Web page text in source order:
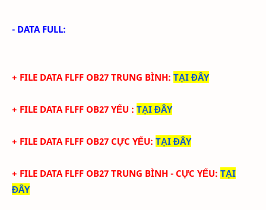
- DATA FULL:
+ FILE DATAFLFF OB27 TRUNG BÌNH: TẠI ĐÂY
+ FILE DATAFLFF OB27 YẾU : TẠI ĐÂY
+ FILE DATAFLFF OB27 CỰC YẾU: TẠI ĐÂY
+ FILE DATAFLFF OB27 TRUNG BÌNH - CỰC YẾU: TẠI
ĐÂY